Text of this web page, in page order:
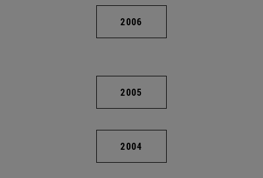
2006
2005
2004